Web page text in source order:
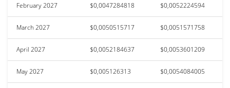
February 2027 $0,0047284818 $0,0052224594
March 2027 $0,0050515717 $0,0051571758
April 2027 $0,0052184637 $0,0053601209
May 2027 $0,005126313 $0,0054084005